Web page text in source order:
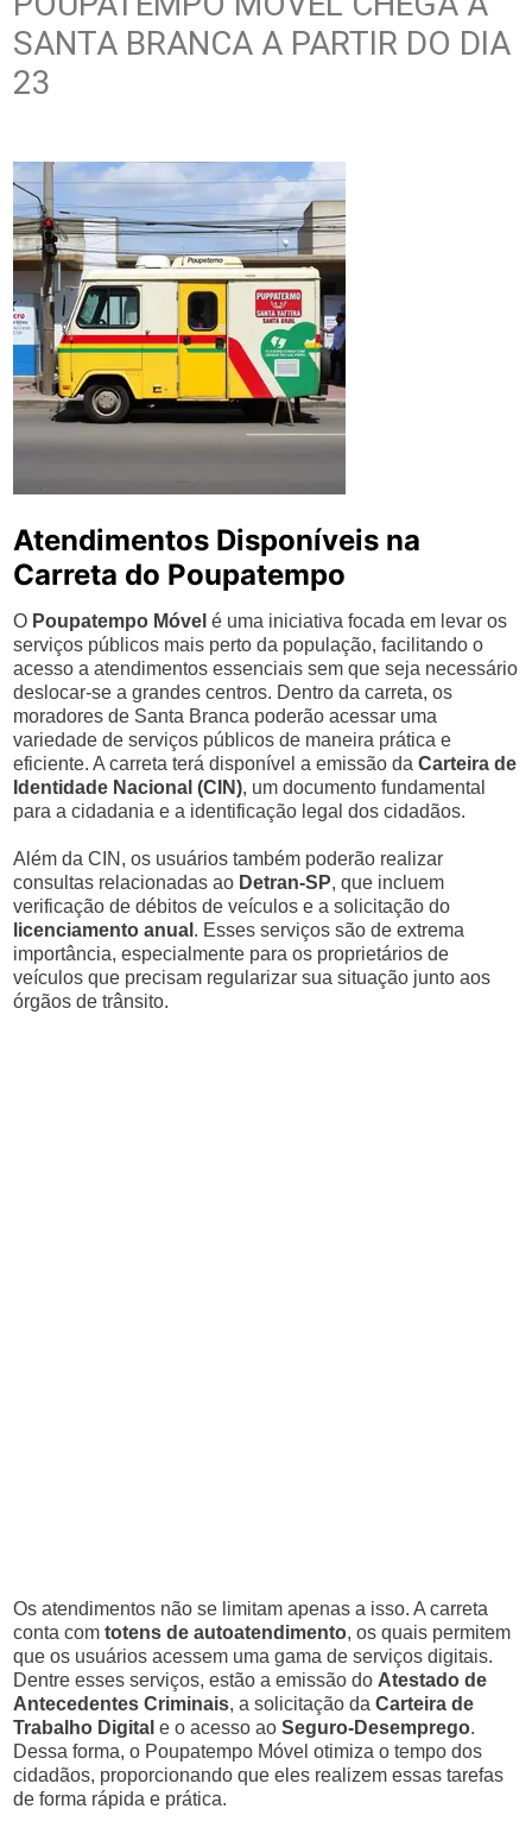
SANTA BRANCA A PARTIR DO DIA
23
Atendimentos Disponíveis na
Carreta do Poupatempo
O Poupatempo Móvel é uma iniciativa focada em levar os
serviços públicos mais perto da população, facilitando o
acesso a atendimentos essenciais sem que seja necessário
deslocar-se a grandes centros. Dentro da carreta, os
moradores de Santa Branca poderão acessar uma
variedade de serviços públicos de maneira prática e
eficiente. A carreta terá disponível a emissão daCarteira de
Identidade Nacional (CIN), um documento fundamental
para a cidadania e a identificação legal dos cidadãos.
Além da CIN, os usuários também poderão realizar
consultas relacionadas ao Detran-SP, que incluem
verificação de débitos de veículos e a solicitação do
licenciamento anual . Esses serviços são de extrema
importância, especialmente para os proprietários de
veículos que precisam regularizar sua situação junto aos
órgãos de trânsito.
Os atendimentos não se limitam apenas a isso. A carreta
conta comtotens de autoatendimento, os quais permitem
que os usuários acessem uma gama de serviços digitais.
Dentre esses serviços, estão a emissão do Atestado de
Antecedentes Criminais, a solicitação daCarteira de
Trabalho Digital e o acesso aoSeguro-Desemprego.
Dessa forma, o Poupatempo Móvel otimiza o tempo dos
cidadãos, proporcionando que eles realizem essas tarefas
de forma rápida e prática.